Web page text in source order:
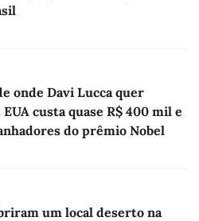
onde Davi Lucca quer
custa quase R$ 400 mil e
do prêmio Nobel
um local deserto na